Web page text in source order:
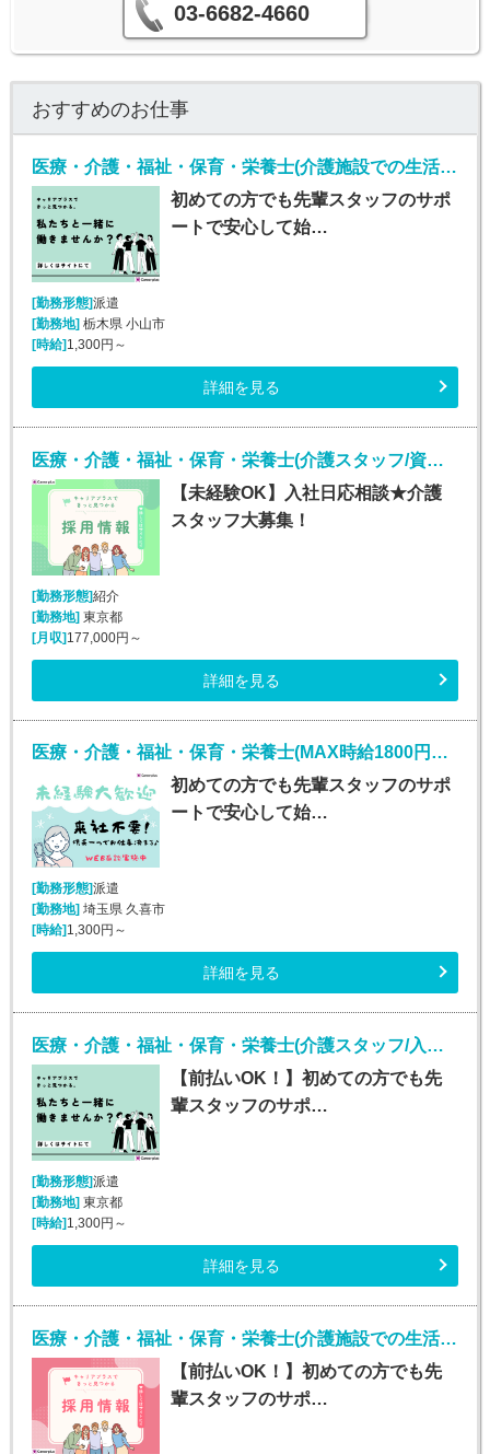
03-6682-4660
おすすめのお仕事
医療・介護・福祉・保育・栄養士(介護施設での生活介助(介護スタッフ)/小山)
初めての方でも先輩スタッフのサポ
ートで安心して始…
[勤務形態]派遣
[勤務地]栃木県 小山市
[時給]1,300円～
詳細を見る
医療・介護・福祉・保育・栄養士(介護スタッフ/資格なしOK/未経験/第二新卒/50代歓迎)
【未経験OK】入社日応相談★介護
スタッフ大募集！
[勤務形態]紹介
[勤務地]東京都
[月収]177,000円～
詳細を見る
医療・介護・福祉・保育・栄養士(MAX時給1800円！介護施設での生活介助)
初めての方でも先輩スタッフのサポ
ートで安心して始…
[勤務形態]派遣
[勤務地] 埼玉県 久喜市
[時給] 1,300円～
詳細を見る
医療・介護・福祉・保育・栄養士(介護スタッフ/入社日応相談/東京23区)
【前払いOK！】初めての方でも先
輩スタッフのサポ…
[勤務形態]派遣
[勤務地] 東京都
[時給] 1,300円～
詳細を見る
医療・介護・福祉・保育・栄養士(介護施設での生活介助(介護スタッフ)/川崎)
【前払いOK！】初めての方でも先
輩スタッフのサポ…